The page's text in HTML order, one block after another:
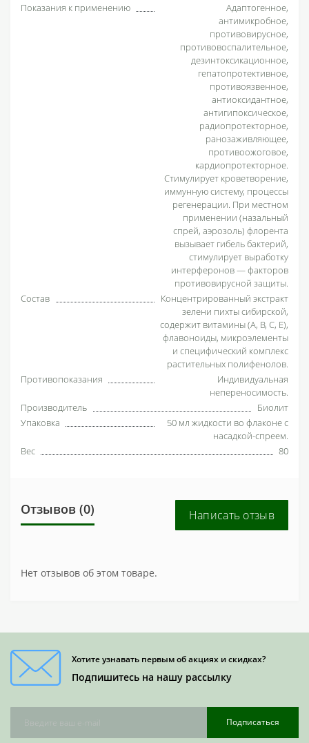
Показания к применению
Адаптогенное,
антимикробное,
противовирусное,
противовоспалительное,
дезинтоксикационное,
гепатопротективное,
противоязвенное,
антиоксидантное,
антигипоксическое,
радиопротекторное,
ранозаживляющее,
противоожоговое,
кардиопротекторное.
Стимулирует кроветворение,
иммунную систему, процессы
регенерации. При местном
применении (назальный
спрей, аэрозоль) флорента
вызывает гибель бактерий,
стимулирует выработку
интерферонов — факторов
противовирусной защиты.
Состав
Концентрированный экстракт
зелени пихты сибирской,
содержит витамины (А, В, С, Е),
флавоноиды, микроэлементы
и специфический комплекс
растительных полифенолов.
Противопоказания
Индивидуальная
непереносимость.
Производитель
Биолит
Упаковка
50 мл жидкости во флаконе с
насадкой-спреем.
Вес
80
Отзывов (0) Написать отзыв
Нет отзывов об этом товаре.
Хотите узнавать первым об акциях и скидках?
Подпишитесь на нашу рассылку
Подписаться